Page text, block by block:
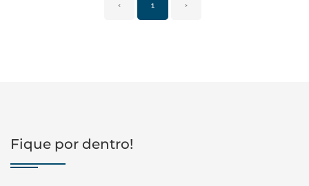
‹ 1 ›
Fique por dentro!